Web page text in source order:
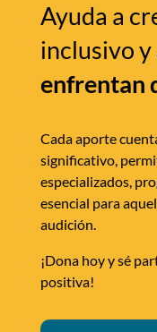
Ayuda a
inclusivo y
enfrentan
Cada aporte
significativo,
especializados,
esencial para
audición.
¡Dona hoy y sé
positiva!